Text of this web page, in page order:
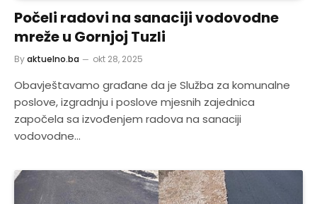
Počeli radovi na sanaciji vodovodne
mreže u Gornjoj Tuzli
Byaktuelno.ba okt 28, 2025
Obavještavamo građane da je Služba za komunalne
poslove, izgradnju i poslove mjesnih zajednica
započela sa izvođenjem radova na sanaciji
vodovodne…